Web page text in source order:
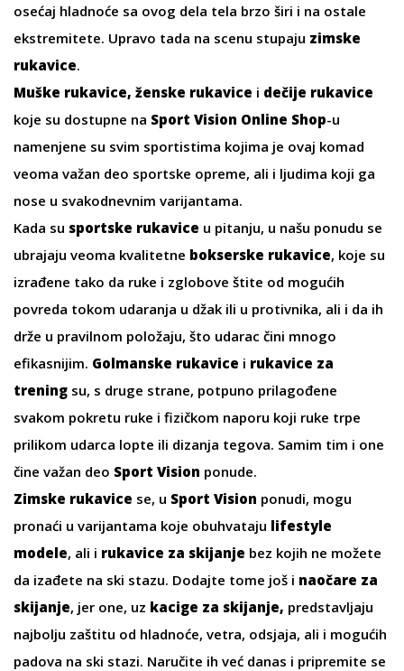
osećaj hladnoće sa ovog dela tela brzo širi i na ostale
ekstremitete. Upravo tada na scenu stupaju zimske
rukavice.
Muške rukavice, ženske rukavice i dečije rukavice
koje su dostupne na Sport Vision Online Shop-u
namenjene su svim sportistima kojima je ovaj komad
veoma važan deo sportske opreme, ali i ljudima koji ga
nose u svakodnevnim varijantama.
Kada su sportske rukavice u pitanju, u našu ponudu se
ubrajaju veoma kvalitetne bokserske rukavice, koje su
izrađene tako da ruke i zglobove štite od mogućih
povreda tokom udaranja u džak ili u protivnika, ali i da ih
drže u pravilnom položaju, što udarac čini mnogo
efikasnijim. Golmanske rukavice i rukavice za
trening su, s druge strane, potpuno prilagođene
svakom pokretu ruke i fizičkom naporu koji ruke trpe
prilikom udarca lopte ili dizanja tegova. Samim tim i one
čine važan deo Sport Vision ponude.
Zimske rukavice se, u Sport Vision ponudi, mogu
pronaći u varijantama koje obuhvataju lifestyle
modele, ali i rukavice za skijanje bez kojih ne možete
da izađete na ski stazu. Dodajte tome još i naočare za
skijanje, jer one, uz kacige za skijanje, predstavljaju
najbolju zaštitu od hladnoće, vetra, odsjaja, ali i mogućih
padova na ski stazi. Naručite ih već danas i pripremite se